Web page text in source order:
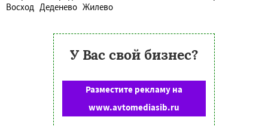
Восход Деденево Жилево
У Вас свой бизнес?
Разместите рекламу на
www.avtomediasib.ru